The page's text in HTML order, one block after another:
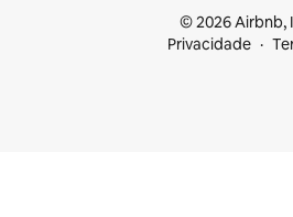
© 2026 Airbnb,
Privacidade